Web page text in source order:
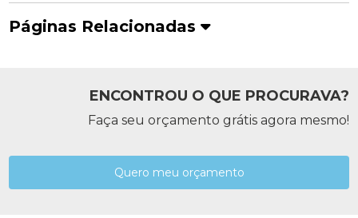
Páginas Relacionadas
ENCONTROU O QUE PROCURAVA?
Faça seu orçamento grátis agora mesmo!
Quero meu orçamento